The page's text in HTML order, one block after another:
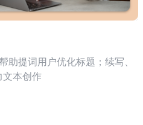
助提词用户优化标题；续写、
文本创作